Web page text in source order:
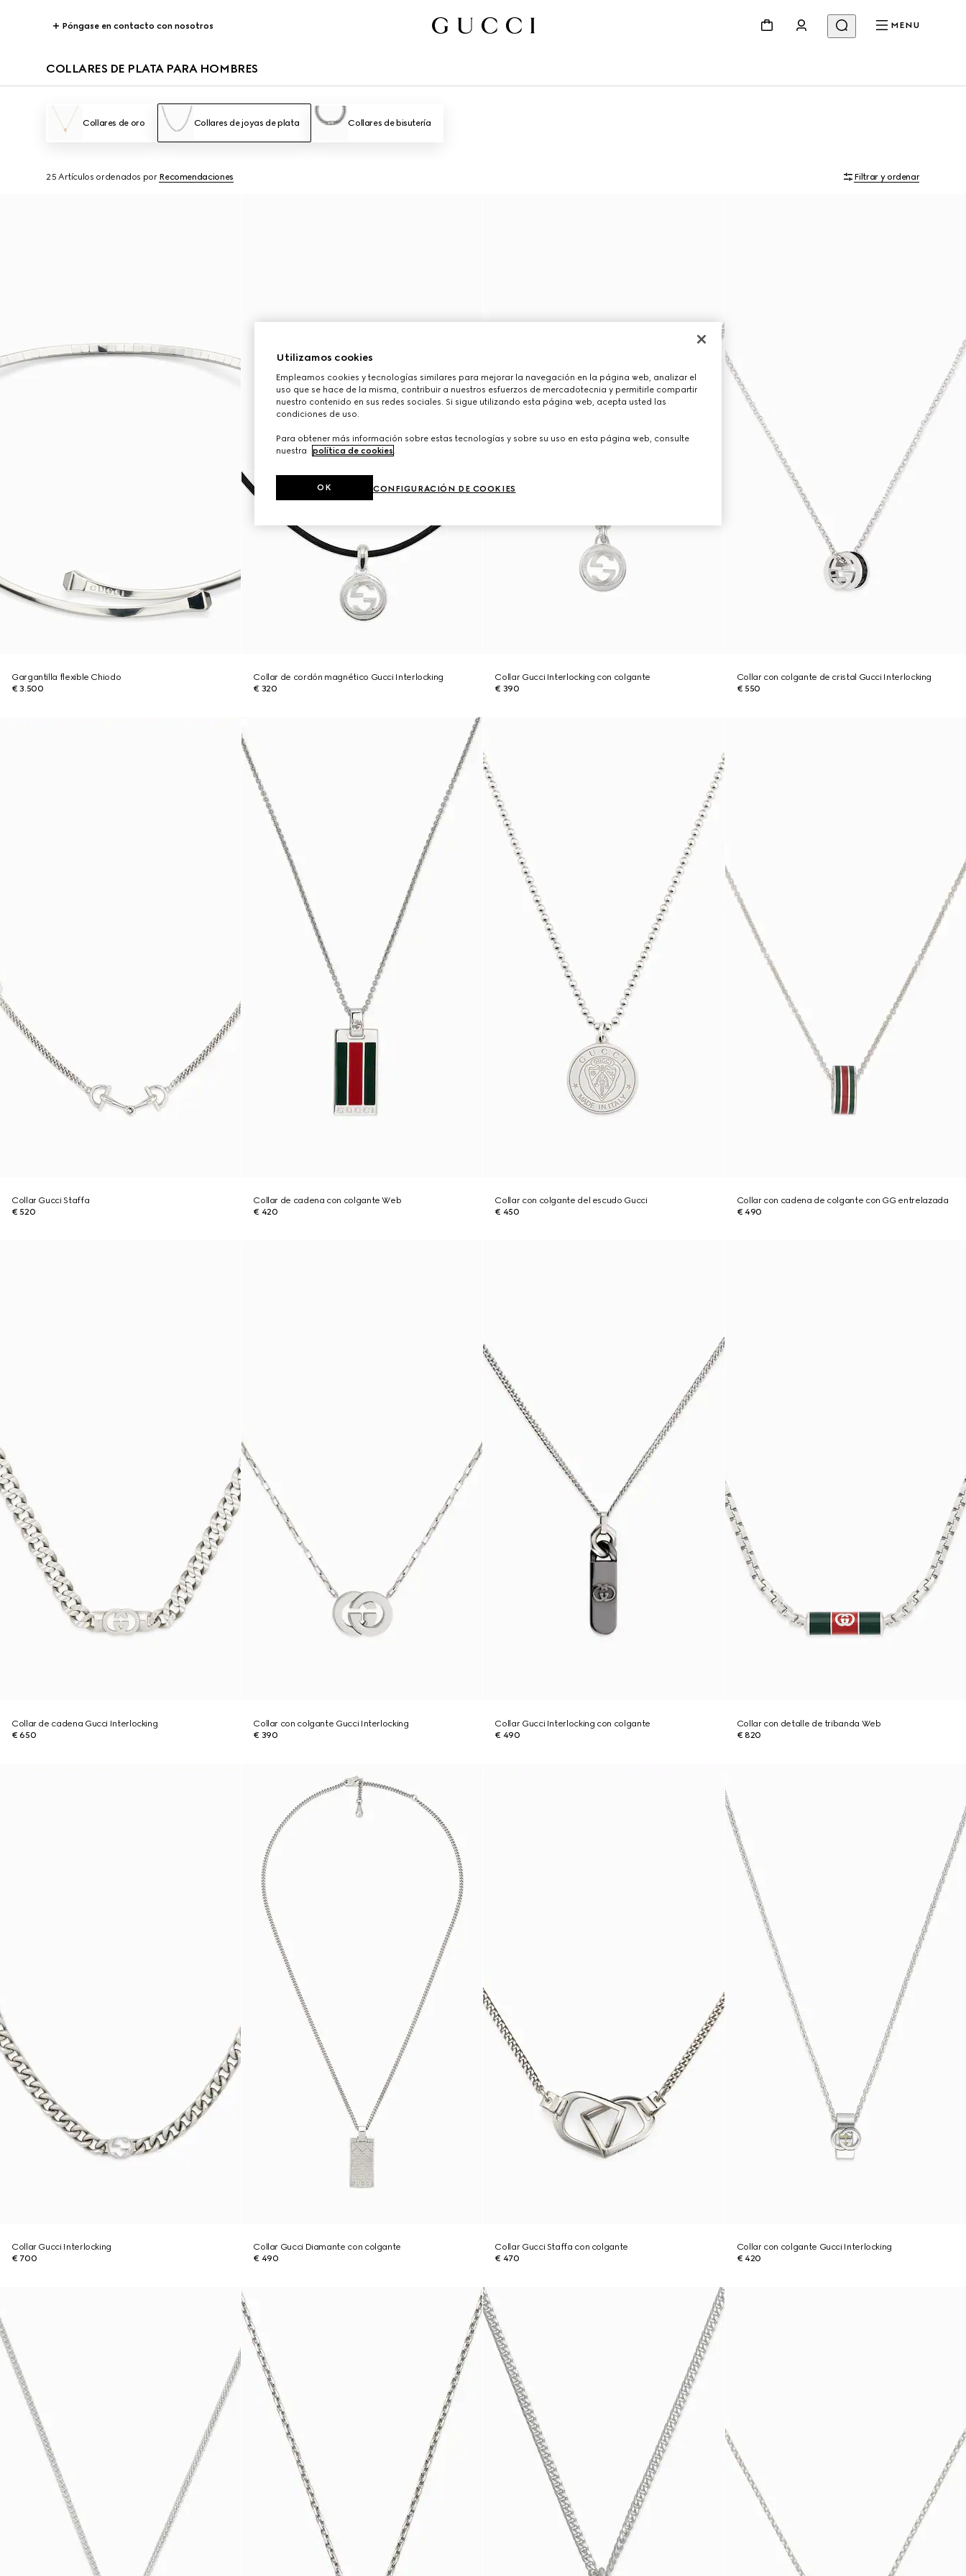
Póngase en contacto con nosotros MENU
COLLARES DE PLATA PARA HOMBRES
Collares de oro Collares de joyas de plata Collares de bisutería
25 Artículos ordenados por Recomendaciones Filtrar y ordenar
Gargantilla flexible Chiodo
€ 3.500
Collar de cordón magnético Gucci Interlocking
€ 320
Collar Gucci Interlocking con colgante
€ 390
Collar con colgante de cristal Gucci Interlocking
€ 550
Collar Gucci Staffa
€ 520
Collar de cadena con colgante Web
€ 420
Collar con colgante del escudo Gucci
€ 450
Collar con cadena de colgante con GG entrelazada
€ 490
Collar de cadena Gucci Interlocking
€ 650
Collar con colgante Gucci Interlocking
€ 390
Collar Gucci Interlocking con colgante
€ 490
Collar con detalle de tribanda Web
€ 820
Collar Gucci Interlocking
€ 700
Collar Gucci Diamante con colgante
€ 490
Collar Gucci Staffa con colgante
€ 470
Collar con colgante Gucci Interlocking
€ 420
Utilizamos cookies
Empleamos cookies y tecnologías similares para mejorar la navegación en la página web, analizar el
uso que se hace de la misma, contribuir a nuestros esfuerzos de mercadotecnia y permitirle compartir
nuestro contenido en sus redes sociales. Si sigue utilizando esta página web, acepta usted las
condiciones de uso.
Para obtener más información sobre estas tecnologías y sobre su uso en esta página web, consulte
nuestra
política de cookies.
CONFIGURACIÓN DE COOKIES
OK